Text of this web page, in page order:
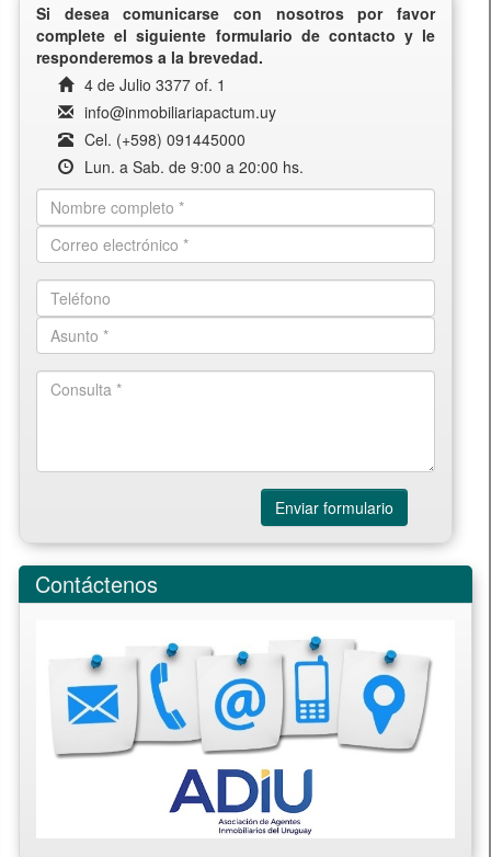
Si desea comunicarse con nosotros por favor
complete el siguiente formulario de contacto y le
responderemos a la brevedad.
4 de Julio 3377 of. 1
info@inmobiliariapactum.uy
Cel. (+598) 091445000
Lun. a Sab. de 9:00 a 20:00 hs.
Enviar formulario
Contáctenos